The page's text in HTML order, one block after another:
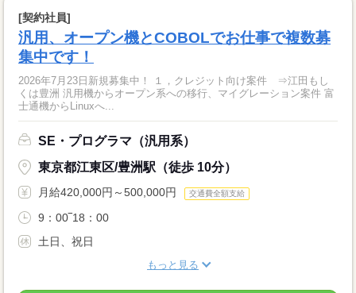
[契約社員]
汎用、オープン機とCOBOLでお仕事で複数募
集中です！
2026年7月23日新規募集中！ １，クレジット向け案件 ⇒江田もし
くは豊洲 汎用機からオープン系への移行、マイグレーション案件 富
士通機からLinuxへ...
SE・プログラマ（汎用系）
東京都江東区/豊洲駅（徒歩 10分）
月給420,000円～500,000円 交通費全額支給
9：00‾18：00
土日、祝日
もっと見る